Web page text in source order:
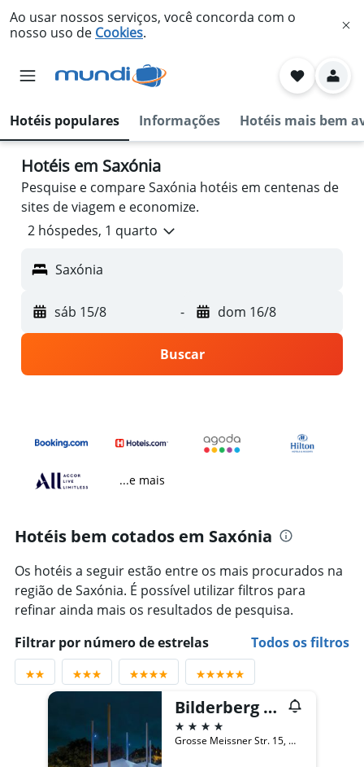
Ao usar nossos serviços, você concorda com o
nosso uso de Cookies.
Hotéis populares Informações Hotéis mais bem
Hotéis em Saxónia
Pesquise e compare Saxónia hotéis em centenas de
sites de viagem e economize.
2 hóspedes, 1 quarto
Saxónia
sáb 15/8 - dom 16/8
Buscar
...e mais
Hotéis bem cotados em Saxónia
Os hotéis a seguir estão entre os mais procurados na
região de Saxónia. É possível utilizar filtros para
refinar ainda mais os resultados de pesquisa.
Filtrar por número de estrelas
Todos os filtros
Bilderberg Bellevue Hotel Dresden
4 estrelas
Grosse Meissner Str. 15, Dresden, Saxónia, Alemanha